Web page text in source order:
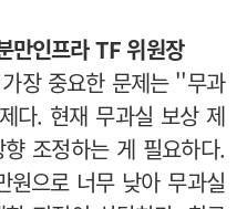
만인프라 TF 위원장
장 중요한 문제는 ''무과
다. 현재 무과실 보상 제
조정하는 게 필요하다.
원으로 너무 낮아 무과실